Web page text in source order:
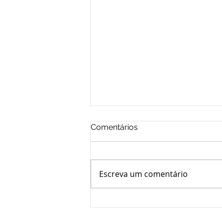
Comentários
Escreva um comentário